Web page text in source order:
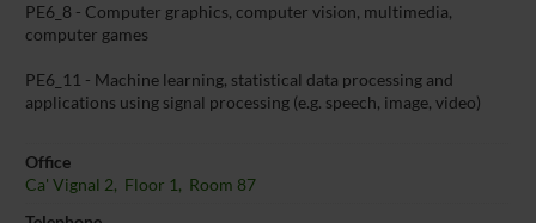
PE6_8 - Computer graphics, computer vision, multimedia,
computer games
PE6_11 - Machine learning, statistical data processing and
applications using signal processing (e.g. speech, image, video)
Office
Ca' Vignal 2, Floor 1, Room 87